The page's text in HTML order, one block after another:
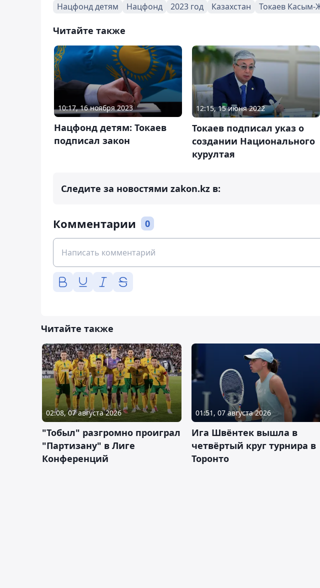
Нацфонд детям Нацфонд 2023 год Казахстан Токаев
Читайте также
10:17, 16 ноября 2023
Нацфонд детям: Токаев
подписал закон
12:15, 15 июня 2022
Токаев подписал указ о
создании Национального
курултая
Следите за новостями zakon.kz в:
Комментарии 0
Читайте также
02:08, 07 августа 2026
"Тобыл" разгромно проиграл
"Партизану" в Лиге
Конференций
01:51, 07 августа 2026
Ига Швёнтек вышла в
четвёртый круг турнира в
Торонто